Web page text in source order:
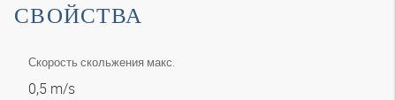
СВОЙСТВА
Скорость скольжения макс.
0,5 m/s